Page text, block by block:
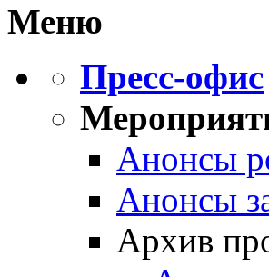
Меню
Пресс-офис
Анонсы
Анонсы
Архив